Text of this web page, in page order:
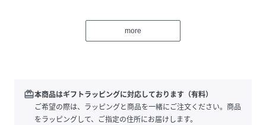
サングラス焼けしたお顔に思わず胸きゅん。夏をめいっぱい
楽しむベアをテーマにした、ファミリーやカップルでお楽し
ラスや浮き輪、ロゴのカラフルな配色で、おうち時間に
HAPPYな気分を添えます。柔らかなベア天竺の接触冷感素材
を使用し、汗ばむ時期のお風呂上がりやおやすみの時間にも
more
redeem本商品はギフトラッピングに対応しております（有料）
ご希望の際は、ラッピングと商品を一緒にご注文ください。商品
をラッピングして、ご指定の住所にお届けします。